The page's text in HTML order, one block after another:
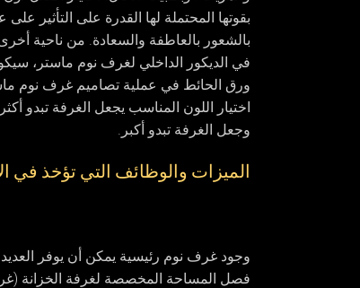
بقوتها المحتملة لها القدرة على التأثير على
بالشعور بالعاطفة والسعادة. من ناحية
في الديكور الداخلي لغرف نوم ماستر،
ورق الحائط في عملية تصاميم غرف نوم
اختيار اللون المناسب يجعل الغرفة تبدو
وجعل الغرفة تبدو أكبر.
الميزات والوظائف التي تؤخذ في
وجود غرف نوم رئيسية يمكن أن يوفر
فصل المساحة المخصصة لغرفة الخزانة